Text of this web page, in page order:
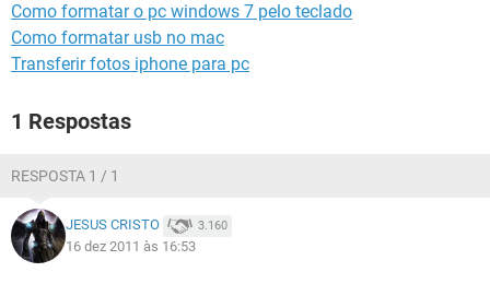
Como formatar o pc windows 7 pelo teclado
Como formatar usb no mac
Transferir fotos iphone para pc
1 Respostas
RESPOSTA 1 / 1
JESUS CRISTO 3.160
16 dez 2011 às 16:53